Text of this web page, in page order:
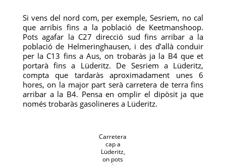
Si vens del nord com, per exemple, Sesriem, no cal
que arribis fins a la població de Keetmanshoop.
Pots agafar la C27 direcció sud fins arribar a la
població de Helmeringhausen, i des d’allà conduir
per la C13 fins a Aus, on trobaràs ja la B4 que et
portarà fins a Lüderitz. De Sesriem a Lüderitz,
compta que tardaràs aproximadament unes 6
hores, on la major part serà carretera de terra fins
arribar a la B4. Pensa en omplir el dipòsit ja que
només trobaràs gasolineres a Lüderitz.
Carretera
cap a
Lüderitz,
on pots